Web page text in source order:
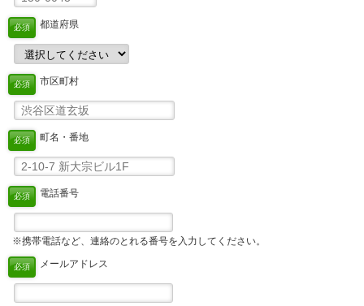
必須 都道府県
必須 市区町村
必須 町名・番地
必須 電話番号
※携帯電話など、連絡のとれる番号を入力してください。
必須 メールアドレス